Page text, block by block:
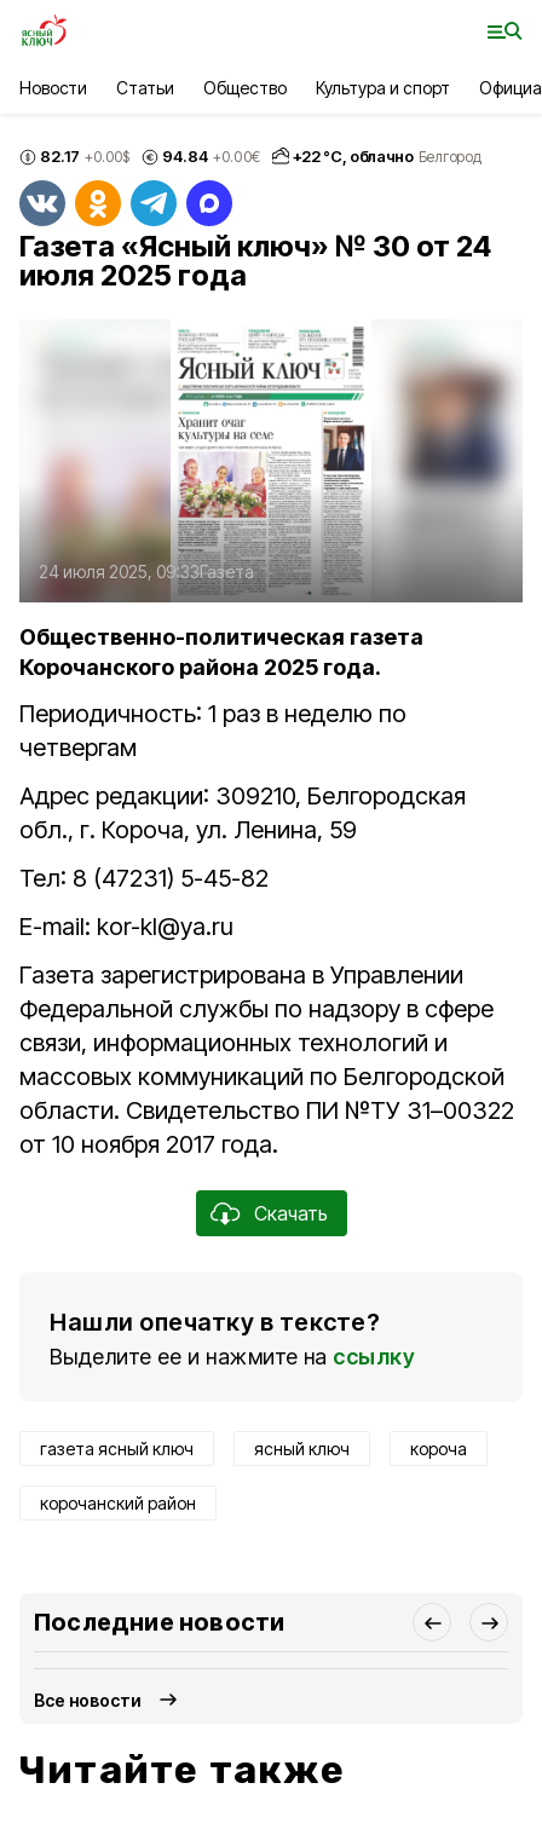
Новости Статьи Общество Культура и спорт
82.17 +0.00$ 94.84 +0.00€ +22°С, облачно Белгород
Газета «Ясный ключ» № 30 от 24
июля 2025 года
24 июля 2025, 09:33Газета
Общественно-политическая газета
Корочанского района 2025 года.
Периодичность: 1 раз в неделю по
четвергам
Адрес редакции: 309210, Белгородская
обл., г. Короча, ул. Ленина, 59
Тел: 8 (47231) 5-45-82
E-mail: kor-kl@ya.ru
Газета зарегистрирована в Управлении
Федеральной службы по надзору в сфере
связи, информационных технологий и
массовых коммуникаций по Белгородской
области. Свидетельство ПИ №ТУ 31–00322
от 10 ноября 2017 года.
Скачать
Нашли опечатку в тексте?
Выделите ее и нажмите на ссылку
газета ясный ключ ясный ключ короча
корочанский район
Последние новости
Все новости
Читайте также